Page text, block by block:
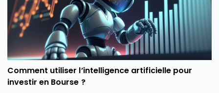
CAC 40 ? Quels secteurs tirent actuellement l’indice
parisien ? Et surtout, cette hausse du CAC 40 peut-
elle encore se poursuivre ou faut-il s’attendre à une
phase de consolidation ?
Comment utiliser l’intelligence artificielle pour
investir en Bourse ?